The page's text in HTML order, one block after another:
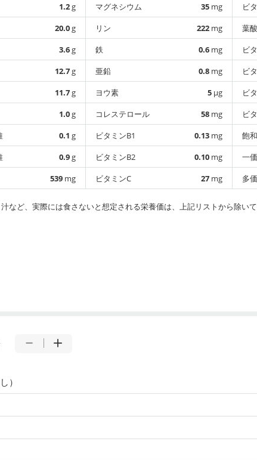
1.2g
20.0g
3.6g
12.7g
11.7g
1.0g
0.1 g
0.9g
539 mg
マグネシウム
35 mg
リン
222 mg
鉄
0.6 mg
亜鉛
0.8 mg
ヨウ素
5 µg
コレステロール
58 mg
ビタミンB1
0.13 mg
ビタミンB2
0.10 mg
ビタミンC
27 mg
ビ
葉酸
ビ
ビ
ビ
ビ
飽
一
多
など、実際には食さないと想定される栄養価は、上記リストから除いて
）